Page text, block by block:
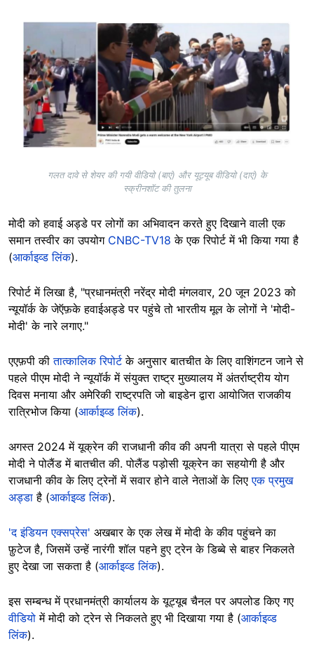
गलत दावे से शेयर की गयी वीडियो (बाएं) और यूट्यूब वीडियो (दाएं) के
स्क्रीनशॉट की तुलना
मोदी को हवाई अड्डे पर लोगों का अभिवादन करते हुए दिखाने वाली एक
समान तस्वीर का उपयोग CNBC-TV18 के एक रिपोर्ट में भी किया गया है
(आर्काइव्ड लिंक).
रिपोर्ट में लिखा है, "प्रधानमंत्री नरेंद्र मोदी मंगलवार, 20 जून 2023 को
न्यूयॉर्क के जेऍफ़के हवाईअड्डे पर पहुंचे तो भारतीय मूल के लोगों ने 'मोदी-
मोदी' के नारे लगाए."
एएफ़पी कीतात्कालिक रिपोर्टके अनुसार बातचीत के लिए वाशिंगटन जाने से
पहले पीएम मोदी ने न्यूयॉर्क में संयुक्त राष्ट्र मुख्यालय में अंतर्राष्ट्रीय योग
दिवस मनाया और अमेरिकी राष्ट्रपति जो बाइडेन द्वारा आयोजित राजकीय
रात्रिभोज किया (आर्काइव्ड लिंक).
अगस्त 2024 में यूक्रेन की राजधानी कीव की अपनी यात्रा से पहले पीएम
मोदी ने पोलैंड में बातचीत की. पोलैंड पड़ोसी यूक्रेन का सहयोगी है और
राजधानी कीव के लिए ट्रेनों में सवार होने वाले नेताओं के लिएएक प्रमुख
अड्डा है (आर्काइव्ड लिंक).
'द इंडियन एक्सप्रेस' अखबार के एक लेख में मोदी के कीव पहुंचने का
फ़ुटेज है, जिसमें उन्हें नारंगी शॉल पहने हुए ट्रेन के डिब्बे से बाहर निकलते
हुए देखा जा सकता है (आर्काइव्ड लिंक).
इस सम्बन्ध में प्रधानमंत्री कार्यालय के यूट्यूब चैनल पर अपलोड किए गए
वीडियो में मोदी को ट्रेन से निकलते हुए भी दिखाया गया है (आर्काइव्ड
लिंक).